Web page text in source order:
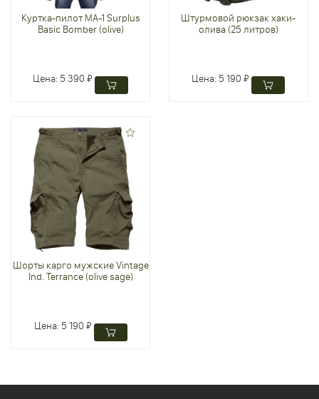
Куртка-пилот MA-1 Surplus
Basic Bomber (olive)
Цена: 5 390 ₽
Штурмовой рюкзак хаки-
олива (25 литров)
Цена: 5 190 ₽
Шорты карго мужские Vintage
Ind. Terrance (olive sage)
Цена: 5 190 ₽